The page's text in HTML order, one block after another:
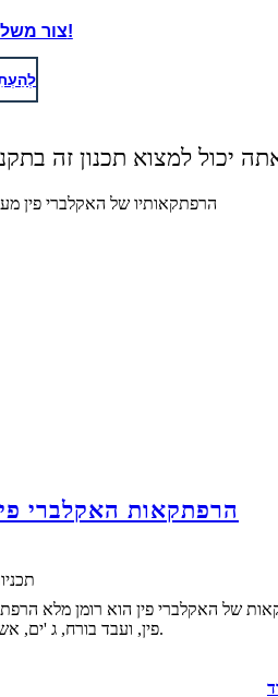
צור משלך!
הרפתקאות האקלברי
של האקלברי פין הוא רומן מלא
פין, ועבד בורח, ג 'ים, אשר שורדים שורה של מכשולים.